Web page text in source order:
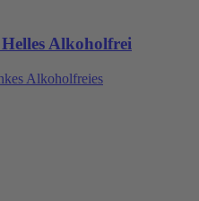
Alkoholfrei
Alkoholfreies